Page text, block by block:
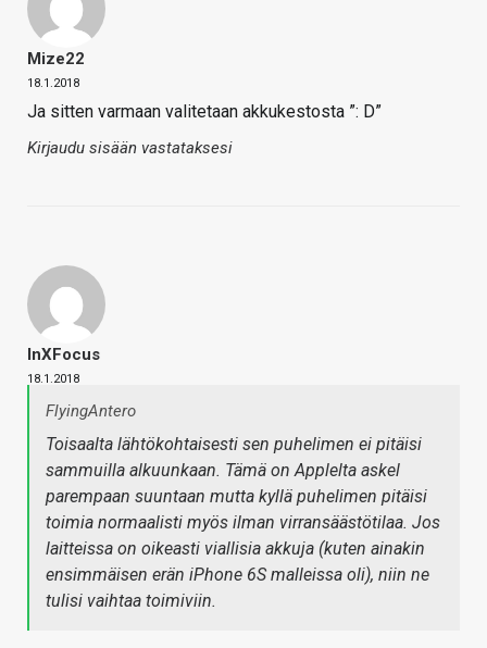
Mize22
18.1.2018
Ja sitten varmaan valitetaan akkukestosta ”: D”
Kirjaudu sisään vastataksesi
InXFocus
18.1.2018
FlyingAntero
Toisaalta lähtökohtaisesti sen puhelimen ei pitäisi
sammuilla alkuunkaan. Tämä on Applelta askel
parempaan suuntaan mutta kyllä puhelimen pitäisi
toimia normaalisti myös ilman virransäästötilaa. Jos
laitteissa on oikeasti viallisia akkuja (kuten ainakin
ensimmäisen erän iPhone 6S malleissa oli), niin ne
tulisi vaihtaa toimiviin.